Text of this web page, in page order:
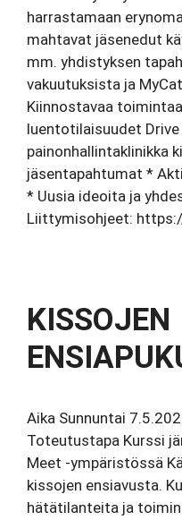
harrastamaan
mahtavat jäsenedut
mm. yhdistyksen
vakuutuksista ja
Kiinnostavaa
luentotilaisuudet
painonhallintaklinikka
jäsentapahtumat *
* Uusia ideoita ja
Liittymisohjeet:
KISSOJEN
Aika Sunnuntai
Toteutustapa Kurssi
Meet -ympäristössä
kissojen ensiavusta.
hätätilanteita ja